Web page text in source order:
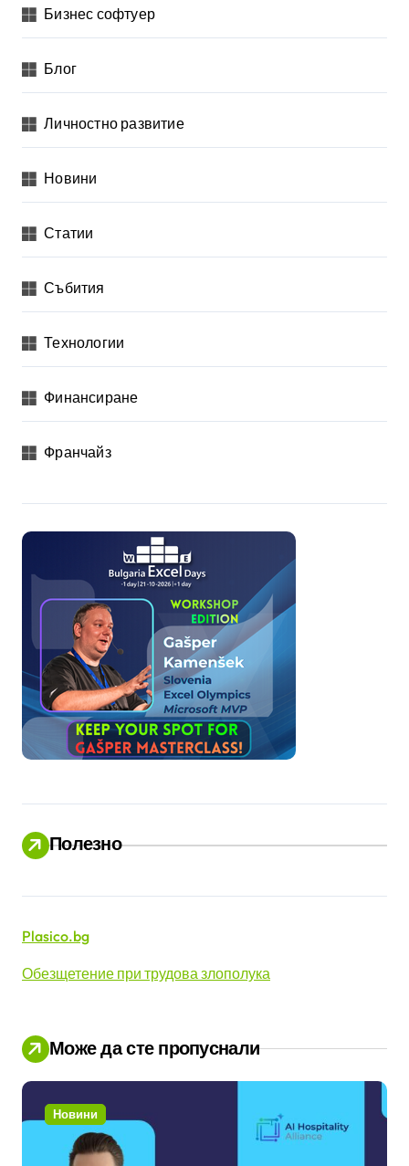
Бизнес софтуер
Блог
Личностно развитие
Новини
Статии
Събития
Технологии
Финансиране
Франчайз
Полезно
Plasico.bg
Обезщетение при трудова злополука
Може да сте пропуснали
Новини